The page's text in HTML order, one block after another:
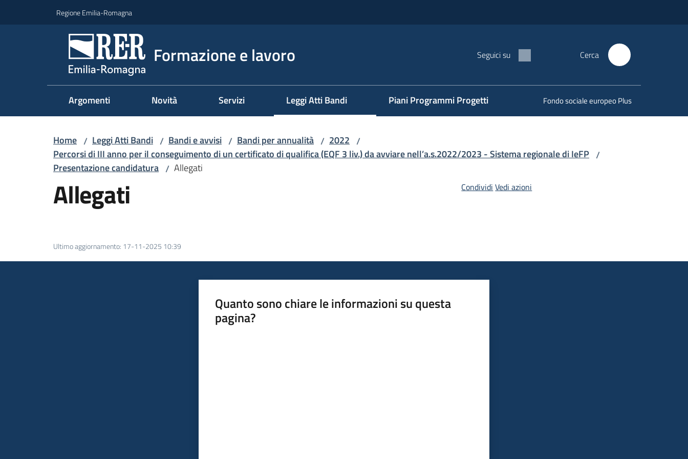
Regione Emilia-Romagna
Formazione e lavoro Seguici su Cerca
Argomenti Novità Servizi Leggi Atti Bandi Piani Programmi Progetti Fondo sociale europeo Plus
Home / Leggi Atti Bandi / Bandi e avvisi / Bandi per annualità / 2022 /
Percorsi di III anno per il conseguimento di un certificato di qualifica (EQF 3 liv.) da avviare nell’a.s.2022/2023 - Sistema regionale di IeFP /
Presentazione candidatura / Allegati
Allegati Condividi Vedi azioni
Ultimo aggiornamento: 17-11-2025 10:39
Quanto sono chiare le informazioni su questa
pagina?